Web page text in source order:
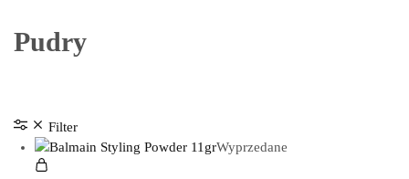
Pudry
Filter
Wyprzedane